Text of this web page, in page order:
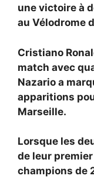
une victoire à
au Vélodrome
Cristiano
match avec
Nazario a
apparitions
Marseille.
Lorsque les
de leur
champions de